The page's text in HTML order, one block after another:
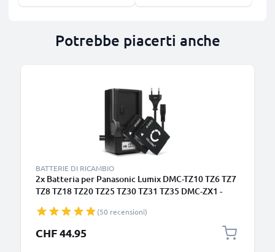
Potrebbe piacerti anche
BATTERIE DI RICAMBIO
2x Batteria per Panasonic Lumix DMC-TZ10 TZ6 TZ7
TZ8 TZ18 TZ20 TZ25 TZ30 TZ31 TZ35 DMC-ZX1 -
Caricabatteria DE-A66 di Ricambio sostituzione
scorta
(50 recensioni)
CHF 44.95